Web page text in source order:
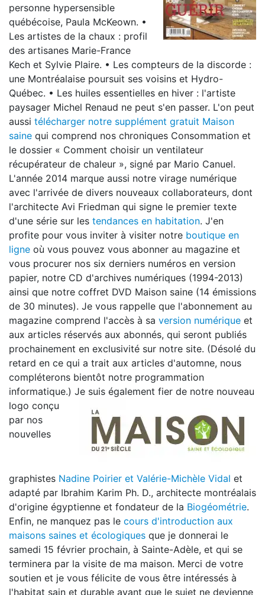
personne hypersensible
québécoise, Paula McKeown. •
Les artistes de la chaux : profil
des artisanes Marie-France
Kech et Sylvie Plaire. • Les compteurs de la discorde :
une Montréalaise poursuit ses voisins et Hydro-
Québec. • Les huiles essentielles en hiver : l'artiste
paysager Michel Renaud ne peut s'en passer. L'on peut
aussi télécharger notre supplément gratuit Maison
saine qui comprend nos chroniques Consommation et
le dossier « Comment choisir un ventilateur
récupérateur de chaleur », signé par Mario Canuel.
L'année 2014 marque aussi notre virage numérique
avec l'arrivée de divers nouveaux collaborateurs, dont
l'architecte Avi Friedman qui signe le premier texte
d'une série sur les tendances en habitation. J'en
profite pour vous inviter à visiter notre boutique en
ligne où vous pouvez vous abonner au magazine et
vous procurer nos six derniers numéros en version
papier, notre CD d'archives numériques (1994-2013)
ainsi que notre coffret DVD Maison saine (14 émissions
de 30 minutes). Je vous rappelle que l'abonnement au
magazine comprend l'accès à sa version numérique et
aux articles réservés aux abonnés, qui seront publiés
prochainement en exclusivité sur notre site. (Désolé du
retard en ce qui a trait aux articles d'automne, nous
compléterons bientôt notre programmation
informatique.) Je suis également fier de notre nouveau
logo conçu
par nos
nouvelles
graphistes Nadine Poirier et Valérie-Michèle Vidal et
adapté par Ibrahim Karim Ph. D., architecte montréalais
d'origine égyptienne et fondateur de la Biogéométrie.
Enfin, ne manquez pas le cours d'introduction aux
maisons saines et écologiques que je donnerai le
samedi 15 février prochain, à Sainte-Adèle, et qui se
terminera par la visite de ma maison. Merci de votre
soutien et je vous félicite de vous être intéressés à
l'habitat sain et durable avant que le sujet ne devienne